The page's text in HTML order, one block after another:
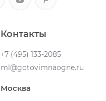
Контакты
+7 (495) 133-2085
ml@gotovimnaogne.ru
Москва